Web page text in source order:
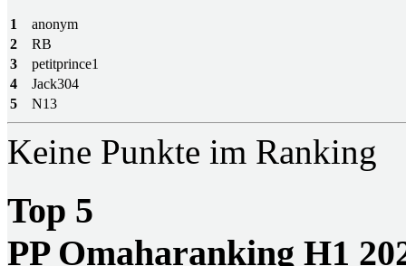
1
anonym
2
RB
3
petitprince1
4
Jack304
5
N13
Keine Punkte im Ranking
Top 5
PP Omaharanking H1